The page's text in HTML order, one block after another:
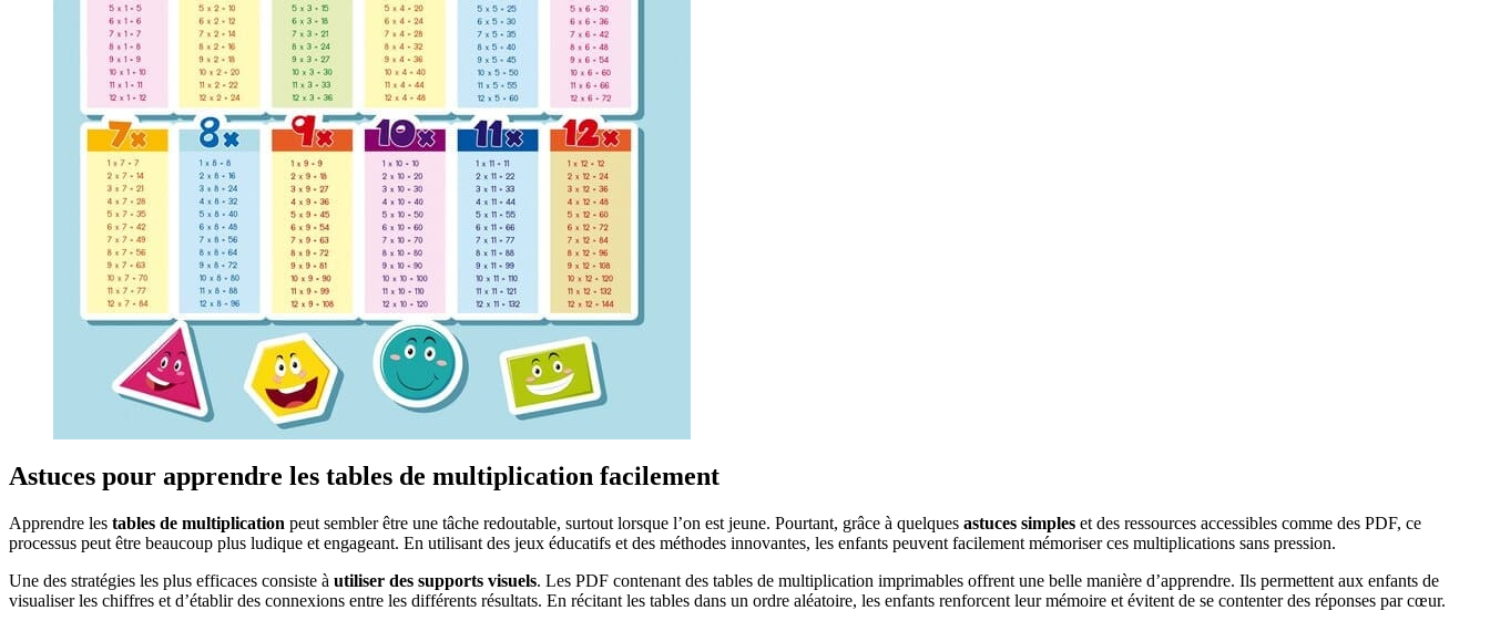
Astuces pour apprendre les tables de multiplication facilement
Apprendre les tables de multiplication peut sembler être une tâche redoutable, surtout lorsque l’on est jeune. Pourtant, grâce à quelques astuces simples et des ressources accessibles comme des PDF, ce
processus peut être beaucoup plus ludique et engageant. En utilisant des jeux éducatifs et des méthodes innovantes, les enfants peuvent facilement mémoriser ces multiplications sans pression.
Une des stratégies les plus efficaces consiste à utiliser des supports visuels. Les PDF contenant des tables de multiplication imprimables offrent une belle manière d’apprendre. Ils permettent aux enfants de
visualiser les chiffres et d’établir des connexions entre les différents résultats. En récitant les tables dans un ordre aléatoire, les enfants renforcent leur mémoire et évitent de se contenter des réponses par cœur.